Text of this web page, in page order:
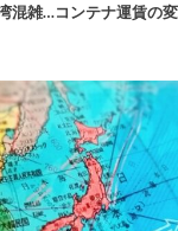
混雑…コンテナ運賃の